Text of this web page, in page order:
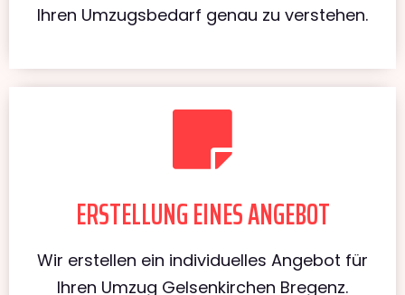
Ihren Umzugsbedarf genau zu verstehen.
ERSTELLUNG EINES ANGEBOT
Wir erstellen ein individuelles Angebot für
Ihren Umzug Gelsenkirchen Bregenz.